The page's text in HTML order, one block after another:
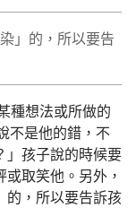
」的，所以要告
種想法或所做的
不是他的錯，不
」孩子說的時候要
取笑他。另外，
的，所以要告訴孩